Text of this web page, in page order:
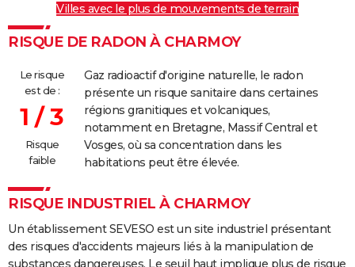
Villes avec le plus de mouvements de terrain
RISQUE DE RADON À CHARMOY
Le risque
est de :
1 / 3
Risque
faible
Gaz radioactif d'origine naturelle, le radon
présente un risque sanitaire dans certaines
régions granitiques et volcaniques,
notamment en Bretagne, Massif Central et
Vosges, où sa concentration dans les
habitations peut être élevée.
RISQUE INDUSTRIEL À CHARMOY
Un établissement SEVESO est un site industriel présentant
des risques d'accidents majeurs liés à la manipulation de
substances dangereuses. Le seuil haut implique plus de risque